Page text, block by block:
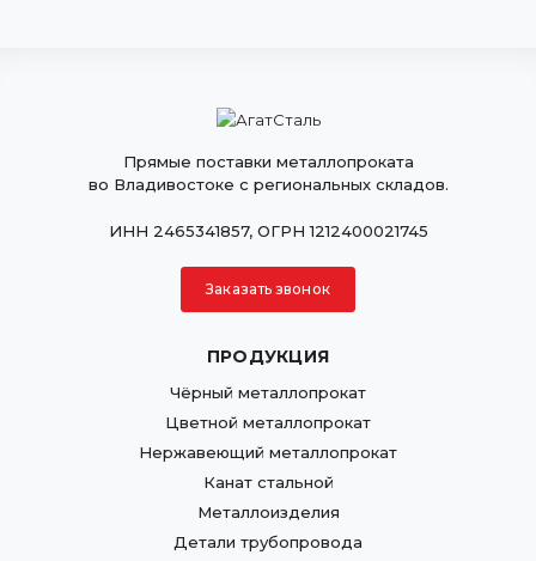
Прямые поставки металлопроката
во Владивостоке с региональных складов.
ИНН 2465341857, ОГРН 1212400021745
Заказать звонок
ПРОДУКЦИЯ
Чёрный металлопрокат
Цветной металлопрокат
Нержавеющий металлопрокат
Канат стальной
Металлоизделия
Детали трубопровода